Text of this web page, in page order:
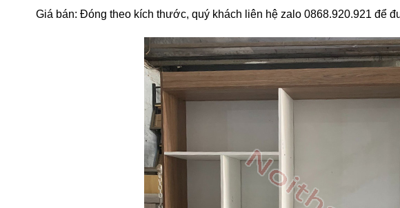
Giá bán: Đóng theo kích thước, quý khách liên hệ zalo 0868.920.921 để